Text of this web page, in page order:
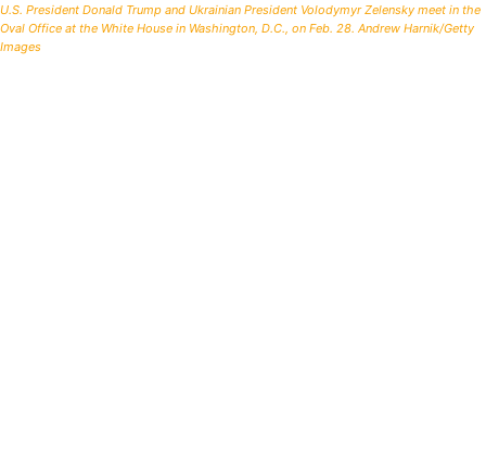
U.S. President Donald Trump and Ukrainian President Volodymyr Zelensky meet in the
Oval Office at the White House in Washington, D.C., on Feb. 28. Andrew Harnik/Getty
Images